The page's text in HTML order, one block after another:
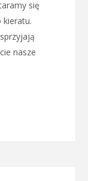
się
kieratu.
nasze